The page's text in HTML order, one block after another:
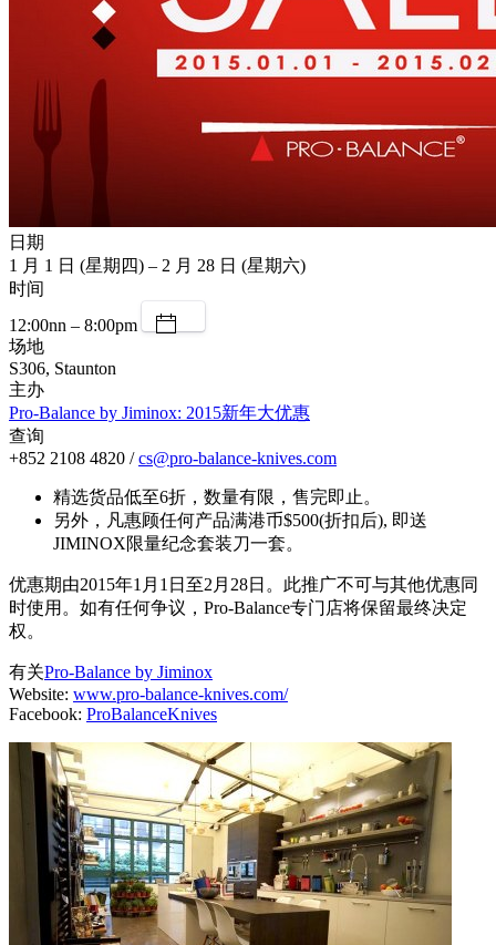
日期
1 月 1 日 (星期四) – 2 月 28 日 (星期六)
时间
12:00nn – 8:00pm
场地
S306, Staunton
主办
Pro-Balance by Jiminox: 2015新年大优惠
查询
+852 2108 4820 /cs@pro-balance-knives.com
精选货品低至6折，数量有限，售完即止。
另外，凡惠顾任何产品满港币$500(折扣后), 即送
JIMINOX限量纪念套装刀一套。
优惠期由2015年1月1日至2月28日。此推广不可与其他优惠同
时使用。如有任何争议，Pro-Balance专门店将保留最终决定
权。
有关Pro-Balance by Jiminox
Website: www.pro-balance-knives.com/
Facebook: ProBalanceKnives